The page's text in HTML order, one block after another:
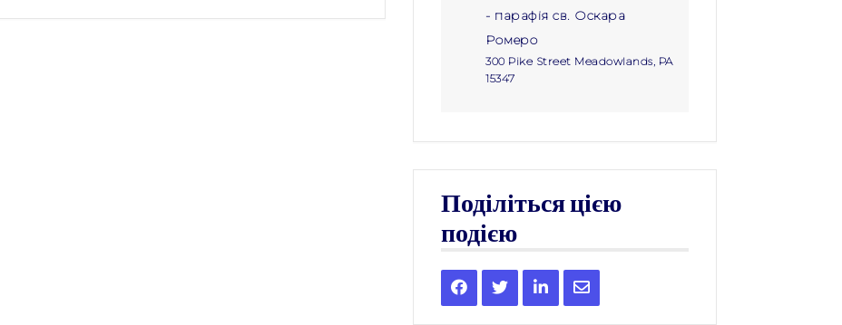
- парафія св. Оскара
Ромеро
300 Pike Street Meadowlands, PA
15347
Поділіться цією
подією
Share
this
Share
this
Share
this
Share
this